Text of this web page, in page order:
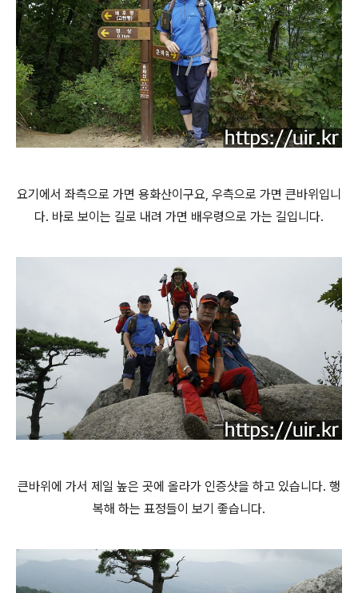
요기에서 좌측으로 가면 용화산이구요, 우측으로 가면 큰바위입니
다. 바로 보이는 길로 내려 가면 배우령으로 가는 길입니다.
큰바위에 가서 제일 높은 곳에 올라가 인증샷을 하고 있습니다. 행
복해 하는 표정들이 보기 좋습니다.